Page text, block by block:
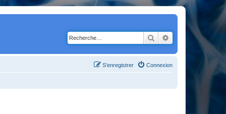
RechercherRecherche
Connexion
S’enregistrer